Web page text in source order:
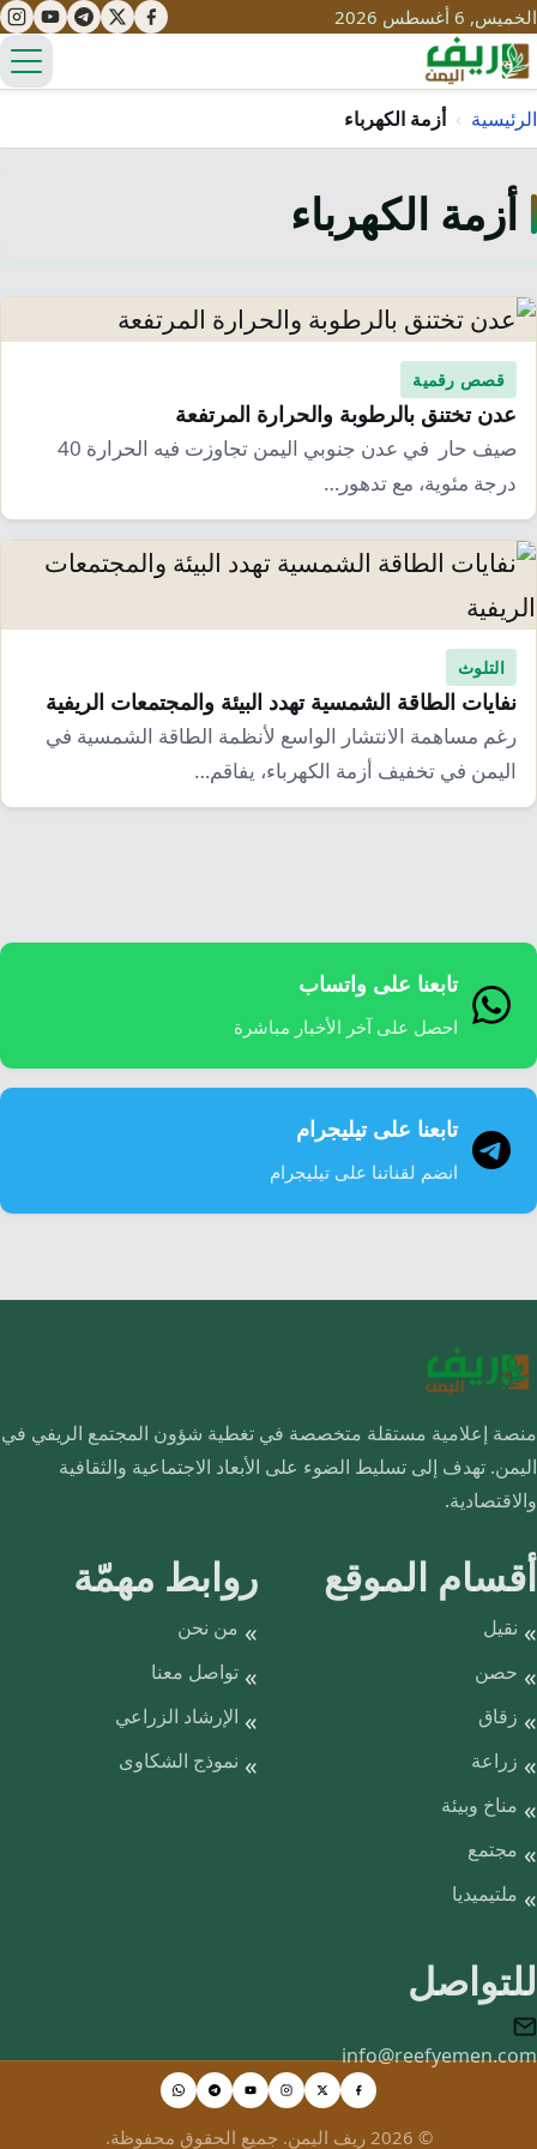
الخميس, 6 أغسطس 2026
صحة
مياه
طرُق
قصص نجاح
مبادرات
سياحة
تراث
ثقافة
التغير المناخي
محميات
التلوث
تحديات
حلول
إرشاد زراعي
نساء
قضايا
معيشة
قصة
انفوجرافيك
قصص رقمية
تقارير صور
فيديو
الرئيسية › أزمة الكهرباء
أزمة الكهرباء
قصص رقمية
عدن تختنق بالرطوبة والحرارة المرتفعة
صيف حار في عدن جنوبي اليمن تجاوزت فيه الحرارة 40
درجة مئوية، مع تدهور…
التلوث
نفايات الطاقة الشمسية تهدد البيئة والمجتمعات الريفية
رغم مساهمة الانتشار الواسع لأنظمة الطاقة الشمسية في
اليمن في تخفيف أزمة الكهرباء، يفاقم…
تابعنا على واتساب
احصل على آخر الأخبار مباشرة
تابعنا على تيليجرام
انضم لقناتنا على تيليجرام
منصة إعلامية مستقلة متخصصة في تغطية شؤون المجتمع الريفي في
اليمن. تهدف إلى تسليط الضوء على الأبعاد الاجتماعية والثقافية
والاقتصادية.
أقسام الموقع
نقيل
حصن
زقاق
زراعة
مناخ وبيئة
مجتمع
ملتيميديا
روابط مهمّة
من نحن
تواصل معنا
الإرشاد الزراعي
نموذج الشكاوى
للتواصل
info@reefyemen.com
© 2026 ريف اليمن. جميع الحقوق محفوظة.